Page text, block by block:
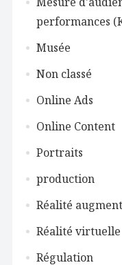
performances
Musée
Non classé
Online Ads
Online Content
Portraits
production
Réalité
Réalité virtuelle
Régulation